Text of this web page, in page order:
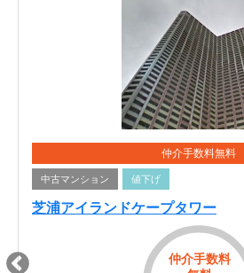
仲介手数料無料
中古マンション 値下げ
芝浦アイランドケープタワー
仲介手数料